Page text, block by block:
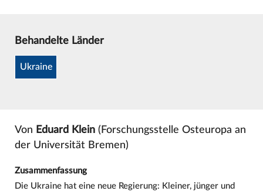
Behandelte Länder
Ukraine
Von Eduard Klein(Forschungsstelle Osteuropa an
der Universität Bremen)
Zusammenfassung
Die Ukraine hat eine neue Regierung: Kleiner, jünger und